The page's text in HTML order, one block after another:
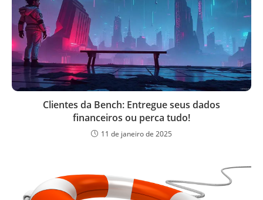
Clientes da Bench: Entregue seus dados
financeiros ou perca tudo!
11 de janeiro de 2025